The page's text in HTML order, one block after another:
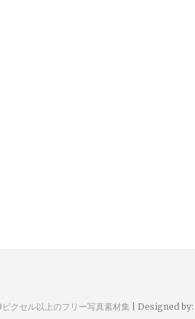
クセル以上のフリー写真素材集 | Designed by: